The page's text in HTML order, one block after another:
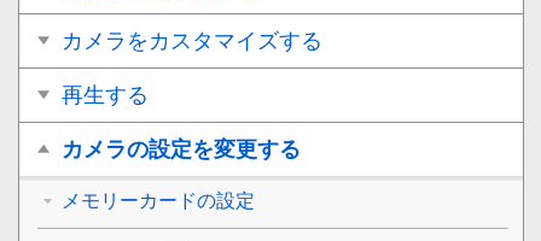
カメラをカスタマイズする
再生する
カメラの設定を変更する
メモリーカードの設定